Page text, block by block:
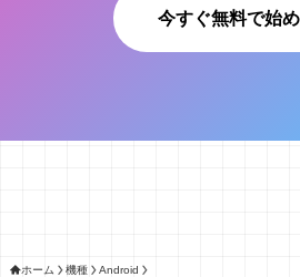
今すぐ無料で始
ホーム 機種 Android